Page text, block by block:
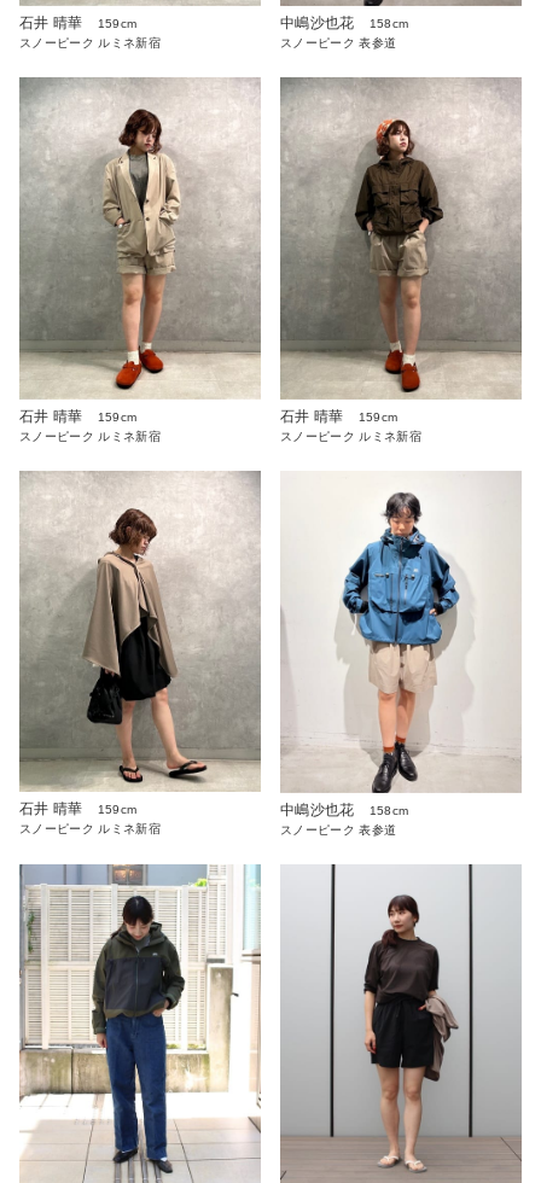
石井 晴華
159cm
スノーピーク ルミネ新宿
中嶋沙也花
158cm
スノーピーク 表参道
石井 晴華
159cm
スノーピーク ルミネ新宿
石井 晴華
159cm
スノーピーク ルミネ新宿
石井 晴華
159cm
スノーピーク ルミネ新宿
中嶋沙也花
158cm
スノーピーク 表参道